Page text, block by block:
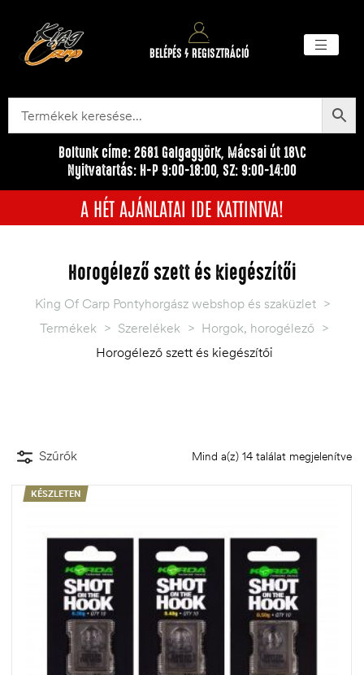
BELÉPÉS / REGISZTRÁCIÓ
Boltunk címe: 2681 Galgagyörk, Mácsai út 18\C
Nyitvatartás: H-P 9:00-18:00, SZ: 9:00-14:00
A HÉT AJÁNLATAI IDE KATTINTVA!
Horogélező szett és kiegészítői
King Of Carp Pontyhorgász webshop és szaküzlet >
Termékek > Szerelékek > Horgok, horogélező >
Horogélező szett és kiegészítői
Szűrők Mind a(z) 14 találat megjelenítve
KÉSZLETEN